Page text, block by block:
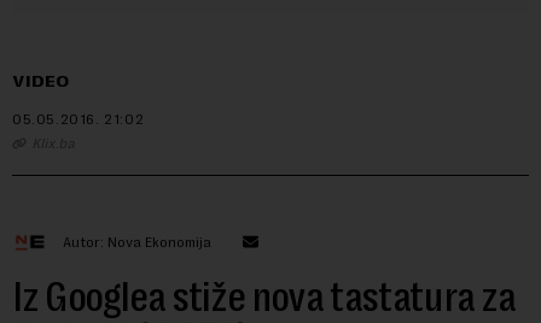
VIDEO
05.05.2016. 21:02
Klix.ba
Autor: Nova Ekonomija
Iz Googlea stiže nova tastatura za